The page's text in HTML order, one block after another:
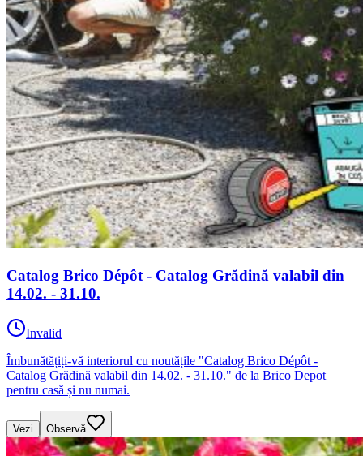
Catalog Brico Dépôt - Catalog Grădină valabil din
14.02. - 31.10.
Invalid
Îmbunătățiți-vă interiorul cu noutățile "Catalog Brico Dépôt -
Catalog Grădină valabil din 14.02. - 31.10." de la Brico Depot
pentru casă și nu numai.
Vezi Observă